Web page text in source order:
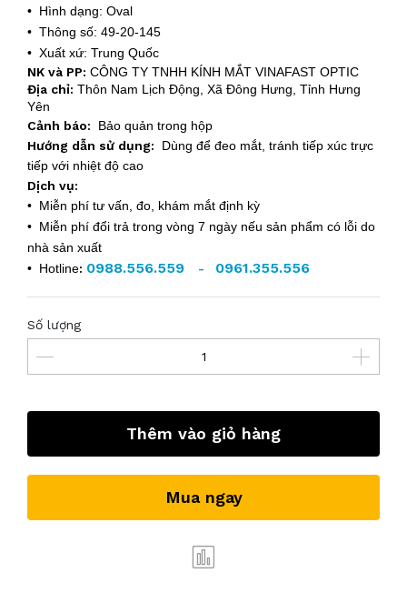
• Hình dạng: Oval
• Thông số: 49-20-145
• Xuất xứ: Trung Quốc
NK và PP: CÔNG TY TNHH KÍNH MẮT VINAFAST OPTIC
Địa chỉ: Thôn Nam Lịch Động, Xã Đông Hưng, Tỉnh Hưng
Yên
Cảnh báo: Bảo quản trong hộp
Hướng dẫn sử dụng: Dùng để đeo mắt, tránh tiếp xúc trực
tiếp với nhiệt độ cao
Dịch vụ:
• Miễn phí tư vấn, đo, khám mắt định kỳ
• Miễn phí đổi trả trong vòng 7 ngày nếu sản phẩm có lỗi do
nhà sản xuất
• Hotline: 0988.556.559 - 0961.355.556
Số lượng
Thêm vào giỏ hàng
Mua ngay